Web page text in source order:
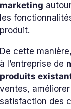
marketing
les
produit.
De cette
à l’entreprise de
produits
ventes,
satisfaction des